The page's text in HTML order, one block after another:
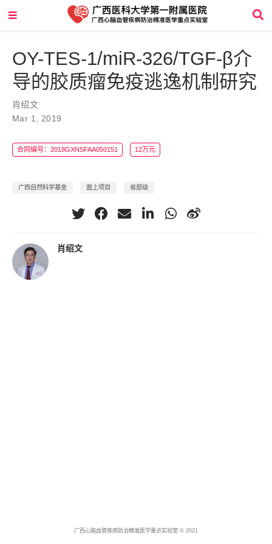
OY-TES-1/miR-326/TGF-β介
导的胶质瘤免疫逃逸机制研究
肖绍文
Mar 1, 2019
合同编号：2018GXNSFAA050151 12万元
广西自然科学基金 面上项目 省部级
肖绍文
广西心脑血管疾病防治精准医学重点实验室 © 2021